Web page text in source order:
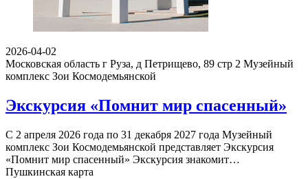
2026-04-02
Московская область г Руза, д Петрищево, 89 стр 2 Музейный
комплекс Зои Космодемьянской
Экскурсия «Помнит мир спасенный»
С 2 апреля 2026 года по 31 декабря 2027 года Музейный
комплекс Зои Космодемьянской представляет Экскурсия
«Помнит мир спасенный» Экскурсия знакомит…
Пушкинская карта